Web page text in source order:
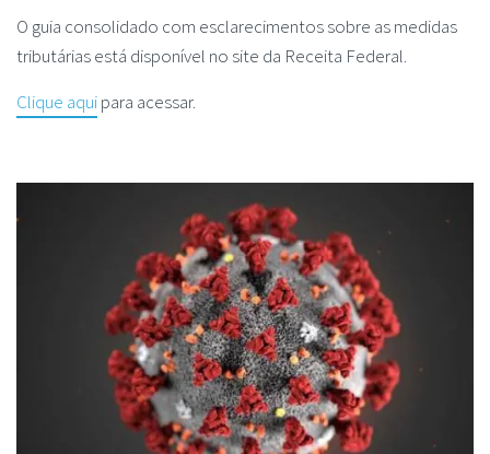
O guia consolidado com esclarecimentos sobre as medidas
tributárias está disponível no site da Receita Federal.
Clique aquipara acessar.